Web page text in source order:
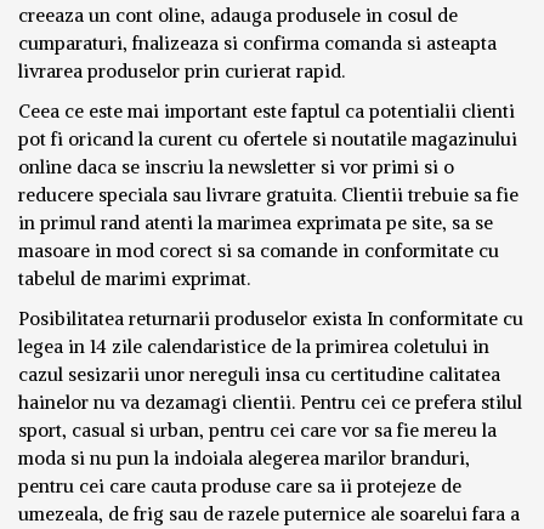
creeaza un cont oline, adauga produsele in cosul de
cumparaturi, fnalizeaza si confirma comanda si asteapta
livrarea produselor prin curierat rapid.
Ceea ce este mai important este faptul ca potentialii clienti
pot fi oricand la curent cu ofertele si noutatile magazinului
online daca se inscriu la newsletter si vor primi si o
reducere speciala sau livrare gratuita. Clientii trebuie sa fie
in primul rand atenti la marimea exprimata pe site, sa se
masoare in mod corect si sa comande in conformitate cu
tabelul de marimi exprimat.
Posibilitatea returnarii produselor exista In conformitate cu
legea in 14 zile calendaristice de la primirea coletului in
cazul sesizarii unor nereguli insa cu certitudine calitatea
hainelor nu va dezamagi clientii. Pentru cei ce prefera stilul
sport, casual si urban, pentru cei care vor sa fie mereu la
moda si nu pun la indoiala alegerea marilor branduri,
pentru cei care cauta produse care sa ii protejeze de
umezeala, de frig sau de razele puternice ale soarelui fara a